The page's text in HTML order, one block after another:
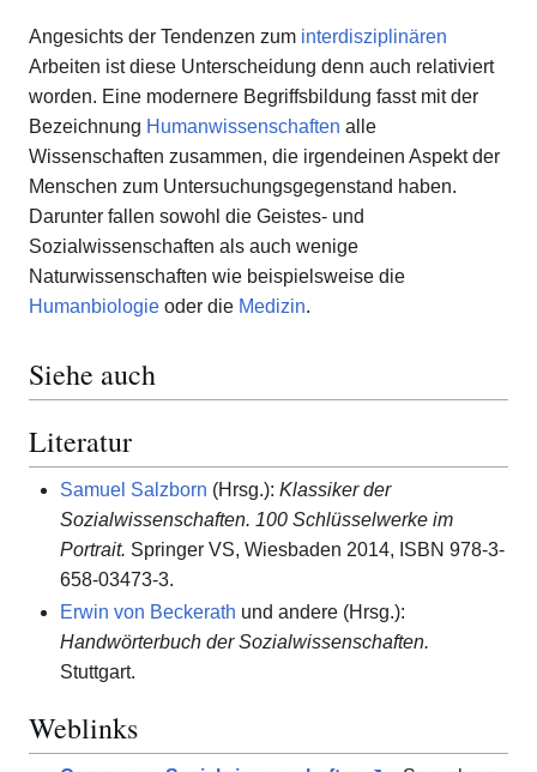
Angesichts der Tendenzen zum interdisziplinären
Arbeiten ist diese Unterscheidung denn auch relativiert
worden. Eine modernere Begriffsbildung fasst mit der
Bezeichnung Humanwissenschaften alle
Wissenschaften zusammen, die irgendeinen Aspekt der
Menschen zum Untersuchungsgegenstand haben.
Darunter fallen sowohl die Geistes- und
Sozialwissenschaften als auch wenige
Naturwissenschaften wie beispielsweise die
Humanbiologie oder die Medizin.
Siehe auch
Literatur
Samuel Salzborn (Hrsg.): Klassiker der
Sozialwissenschaften. 100 Schlüsselwerke im
Portrait. Springer VS, Wiesbaden 2014, ISBN 978-3-
658-03473-3.
Erwin von Beckerath und andere (Hrsg.):
Handwörterbuch der Sozialwissenschaften.
Stuttgart.
Weblinks